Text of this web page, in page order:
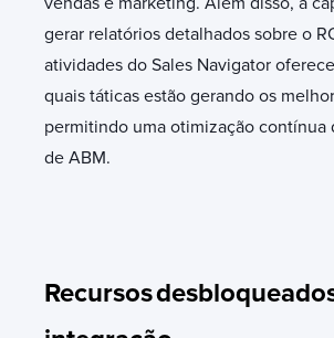
gerar relatórios detalhados sobre o
atividades do Sales Navigator
quais táticas estão gerando os
permitindo uma otimização contínua
de ABM.
Recursos